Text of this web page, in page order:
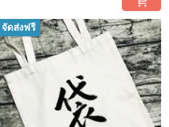
จัดส่งฟรี